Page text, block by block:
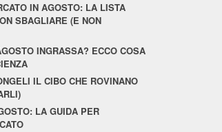
IN AGOSTO: LA LISTA
SBAGLIARE (E NON
INGRASSA? ECCO COSA
IL CIBO CHE ROVINANO
LA GUIDA PER